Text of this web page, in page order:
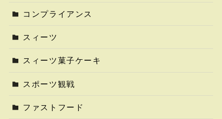
コンプライアンス
スィーツ
スィーツ菓子ケーキ
スポーツ観戦
ファストフード